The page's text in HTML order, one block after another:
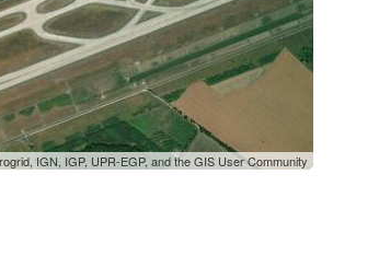
IGN, IGP, UPR-EGP, and the GIS User Community